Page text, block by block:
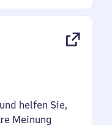
helfen Sie,
Meinung